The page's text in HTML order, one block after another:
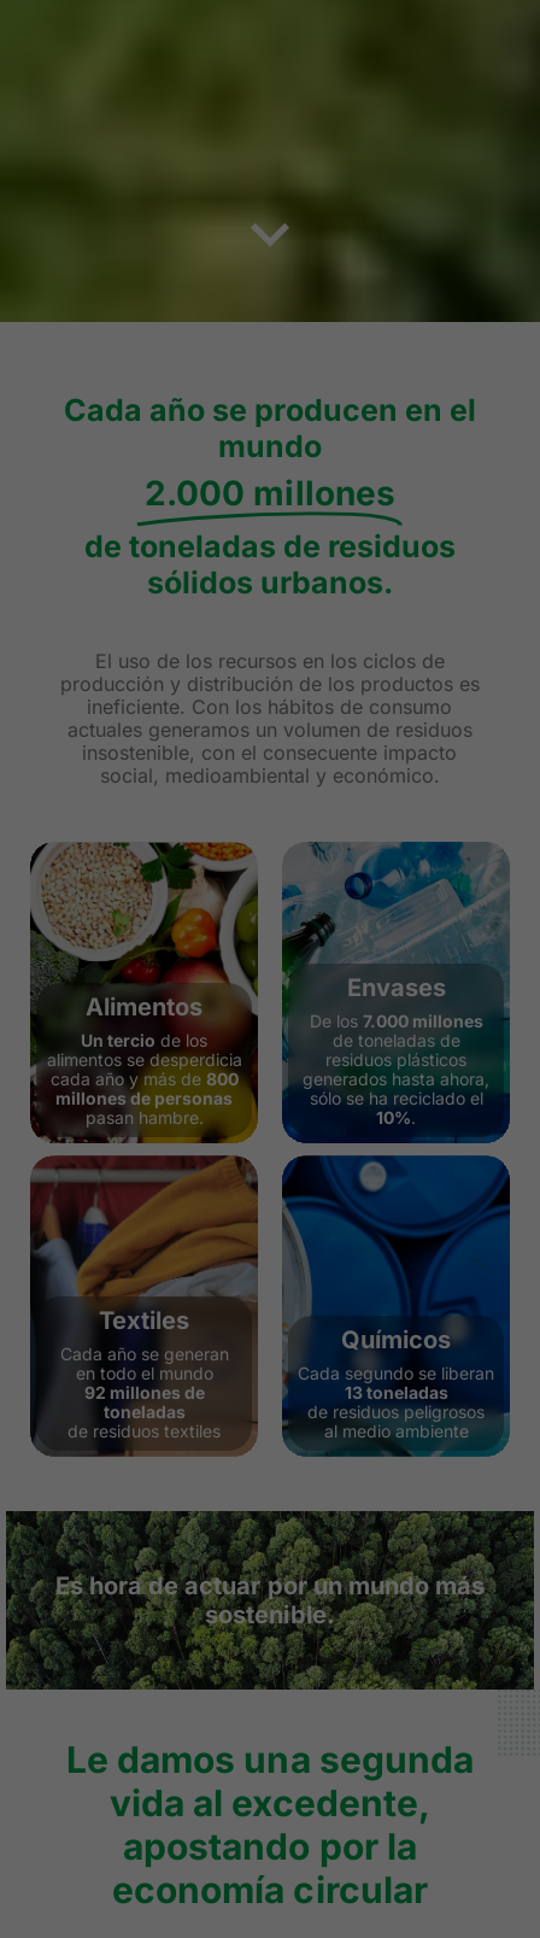
Cada año se producen en el
mundo
2.000 millones
de toneladas de residuos
sólidos urbanos.
El uso de los recursos en los ciclos de
producción y distribución de los productos es
ineficiente. Con los hábitos de consumo
actuales generamos un volumen de residuos
insostenible, con el consecuente impacto
social, medioambiental y económico.
Alimentos
Un tercio de los
alimentos se desperdicia
cada año y más de 800
millones de personas
pasan hambre.
Envases
De los 7.000 millones
de toneladas de
residuos plásticos
generados hasta ahora,
sólo se ha reciclado el
10%.
Textiles
Cada año se generan
en todo el mundo
92 millones de
toneladas
de residuos textiles​
Químicos​
Cada segundo se liberan
13 toneladas
de residuos peligrosos
al medio ambiente
Es hora de actuar por un mundo más
sostenible.
Le damos una segunda
vida al excedente,
apostando por la
economía circular